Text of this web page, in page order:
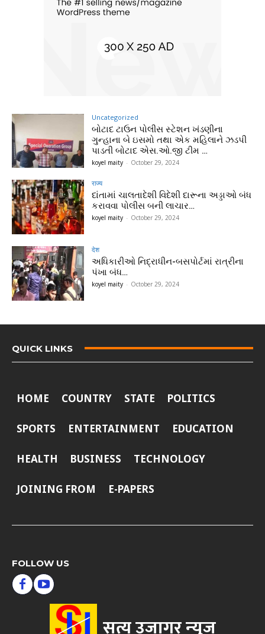
Uncategorized
બોટાદ ટાઉન પોલીસ સ્ટેશન ખંડણીના
ગુન્હાના બે ઇસમો તથા એક મહિલાને ઝડપી
પાડતી બોટાદ એસ.ઓ.જી ટીમ …
koyel maity - October 29, 2024
राज्य
દાંતામાં ચાલતાદેશી વિદેશી દારૂના અડ્ડાઓ બંધ
કરાવવા પોલીસ બની લાચાર…
koyel maity - October 29, 2024
देश
અધિકારીઓ નિદ્રાધીન-બસપોર્ટમાં રાત્રીના
પંખા બંધ…
koyel maity - October 29, 2024
QUICK LINKS
HOME COUNTRY STATE POLITICS
SPORTS ENTERTAINMENT EDUCATION
HEALTH BUSINESS TECHNOLOGY
JOINING FROM E-PAPERS
FOLLOW US